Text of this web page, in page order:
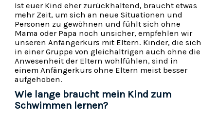
Ist euer Kind eher zurückhaltend, braucht etwas
mehr Zeit, um sich an neue Situationen und
Personen zu gewöhnen und fühlt sich ohne
Mama oder Papa noch unsicher, empfehlen wir
unseren Anfängerkurs mit Eltern. Kinder, die sich
in einer Gruppe von gleichaltrigen auch ohne die
Anwesenheit der Eltern wohlfühlen, sind in
einem Anfängerkurs ohne Eltern meist besser
aufgehoben.
Wie lange braucht mein Kind zum
Schwimmen lernen?